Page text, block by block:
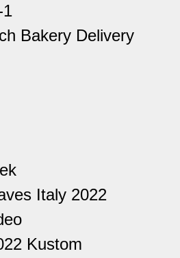
1
Bakery Delivery
Italy 2022
Kustom